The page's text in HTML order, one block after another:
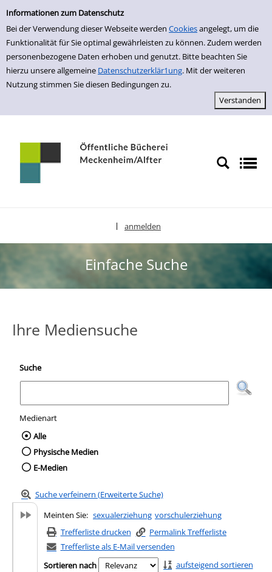
Einfache Suche
Informationen zum Datenschutz
Bei der Verwendung dieser Webseite werden Cookiesangelegt, um die
Funktionalität für Sie optimal gewährleisten zu können. Zudem werden
personenbezogene Daten erhoben und genutzt. Bitte beachten Sie
hierzu unsere allgemeine Datenschutzerklär1ung. Mit der weiteren
Nutzung stimmen Sie diesen Bedingungen zu.
zur Navigation springen
zum Inhalt springen
Zu den Suchfiltern springen
Zur Trefferliste springen
anmelden
Einfache Suche
Ihre Mediensuche
Suche
Medienart
Wählen Sie die Medienart nach der Sie
Alle
Physische Medien
E-Medien
Suche verfeinern (Erweiterte Suche)
Meinten Sie: sexualerziehung vorschulerziehung
Trefferliste drucken
Permalink Trefferliste
Trefferliste als E-Mail versenden
Sortieren nach
aufsteigend sortieren